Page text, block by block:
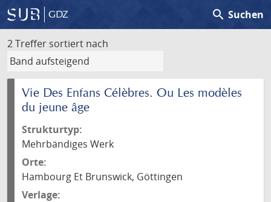
GDZ search Suchen
2 Treffer sortiert nach
Vie Des Enfans Célèbres. Ou Les modèles
du jeune âge
Strukturtyp:
Mehrbändiges Werk
Orte:
Hambourg Et Brunswick, Göttingen
Verlage: